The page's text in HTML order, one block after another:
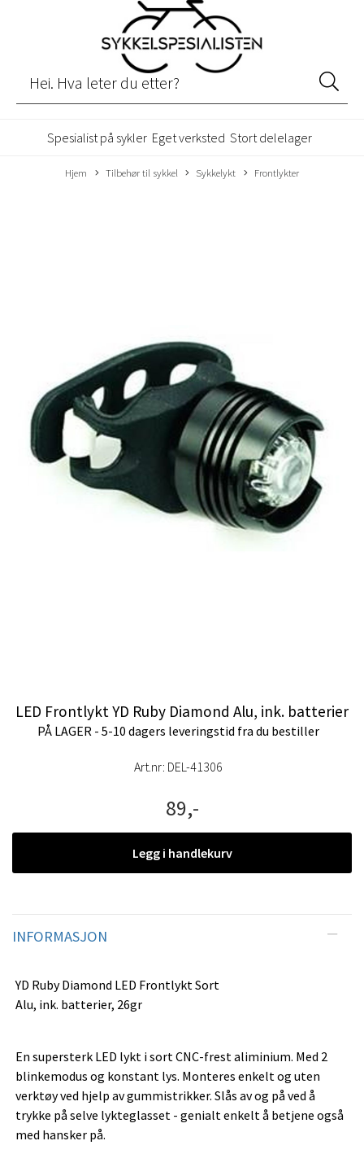
Spesialist på sykler Eget verksted Stort delelager
Hjem Tilbehør til sykkel Sykkelykt Frontlykter
LED Frontlykt YD Ruby Diamond Alu, ink. batterier
PÅ LAGER - 5-10 dagers leveringstid fra du bestiller
Art.nr: DEL-41306
89,-
Legg i handlekurv
INFORMASJON
YD Ruby Diamond LED Frontlykt Sort
Alu, ink. batterier, 26gr
En supersterk LED lykt i sort CNC-frest aliminium. Med 2
blinkemodus og konstant lys. Monteres enkelt og uten
verktøy ved hjelp av gummistrikker. Slås av og på ved å
trykke på selve lykteglasset - genialt enkelt å betjene også
med hansker på.